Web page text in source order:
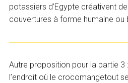
potassiers d’Egypte créativent
couvertures à forme humaine
Autre proposition pour la partie 3
l’endroit où le crocomangetout